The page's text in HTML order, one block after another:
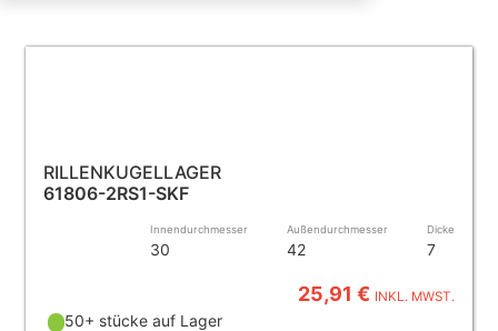
RILLENKUGELLAGER
61806-2RS1-SKF
Innendurchmesser
30
Außendurchmesser
42
Dicke
7
25,91 € INKL. MWST.
50+ stücke auf Lager